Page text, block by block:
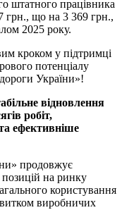
штатного працівника
грн., що на 3 369 грн.,
2025 року.
кроком у підтримці
потенціалу
України»!
відновлення
робіт,
ефективніше
продовжує
на ринку
користування
виробничих